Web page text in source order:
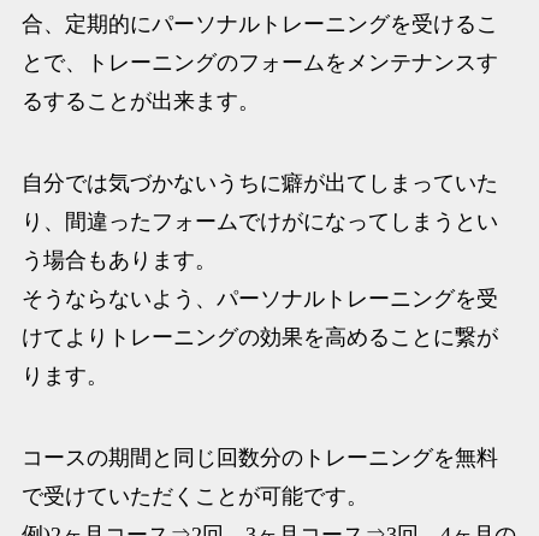
合、定期的にパーソナルトレーニングを受けるこ
とで、トレーニングのフォームをメンテナンスす
るすることが出来ます。
自分では気づかないうちに癖が出てしまっていた
り、間違ったフォームでけがになってしまうとい
う場合もあります。
そうならないよう、パーソナルトレーニングを受
けてよりトレーニングの効果を高めることに繋が
ります。
コースの期間と同じ回数分のトレーニングを無料
で受けていただくことが可能です。